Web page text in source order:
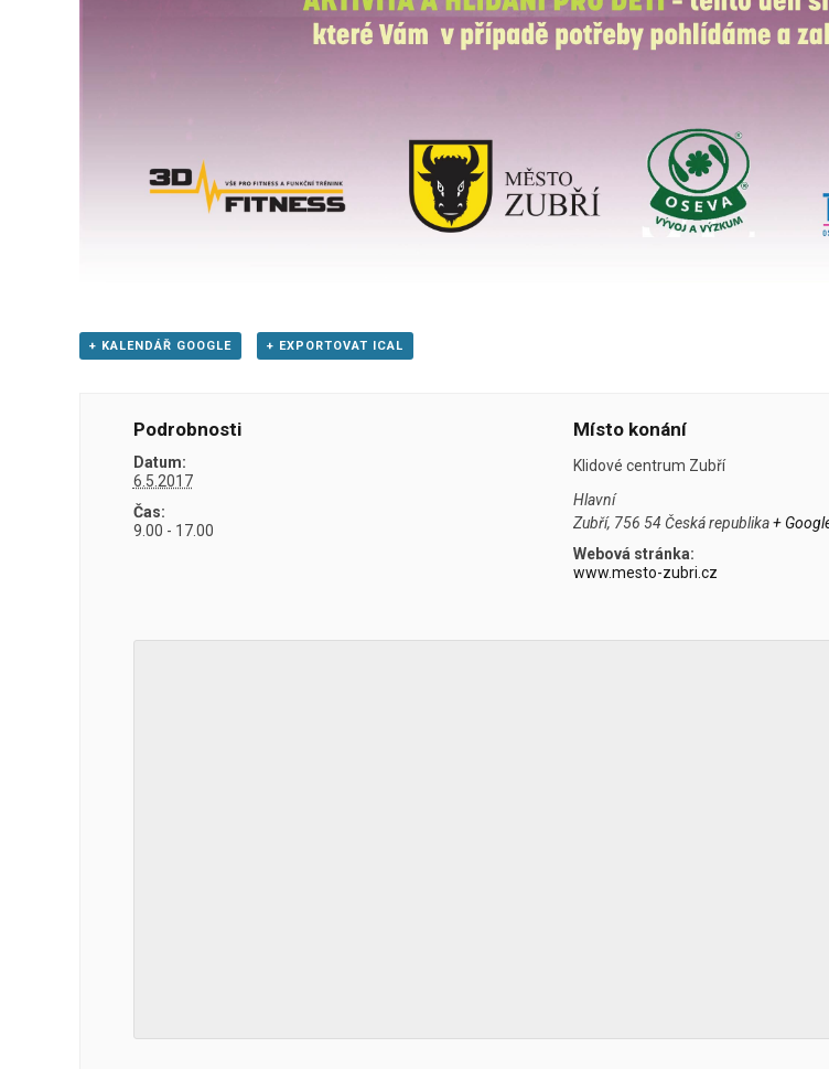
+ KALENDÁŘ GOOGLE + EXPORTOVAT ICAL
Podrobnosti
Datum:
6.5.2017
Čas:
9.00 - 17.00
Místo konání
Klidové centrum Zubří
Hlavní
Zubří, 756 54 Česká republika +
Webová stránka:
www.mesto-zubri.cz